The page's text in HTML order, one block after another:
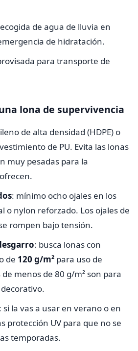
de agua de lluvia en
de hidratación.
para transporte de
lona de supervivencia
de alta densidad (HDPE) o
de PU. Evita las lonas
muy pesadas para la
: mínimo ocho ojales en los
o nylon reforzado. Los ojales de
rompen bajo tensión.
: busca lonas con
de 120 g/m² para uso de
menos de 80 g/m² son para
: si la vas a usar en verano o en
protección UV para que no se
temporadas.